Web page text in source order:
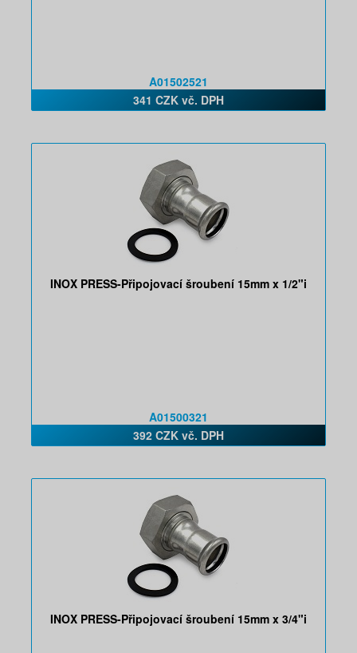
A01502521
341 CZK vč. DPH
INOX PRESS-Připojovací šroubení 15mm x 1/2"i
A01500321
392 CZK vč. DPH
INOX PRESS-Připojovací šroubení 15mm x 3/4"i